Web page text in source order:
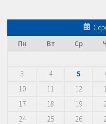
Пн
Вт Ср
3
4 5
10
11 12
17
18 19
24
25 26